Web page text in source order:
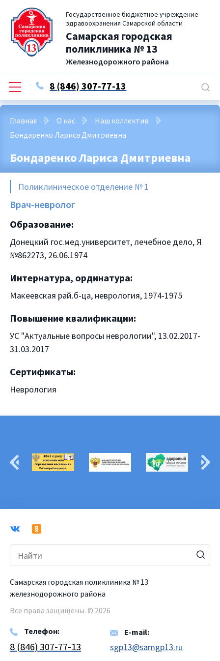
Государственное бюджетное учреждение
здравоохранения Самарской области
Самарская городская
поликлиника № 13
Железнодорожного района
8 (846) 307-77-13
Главная О нас
Наш коллектив
Бондаренко Лариса Дмитриевна
Бондаренко Лариса Дмитриевна
Поликлиническое отделение № 1
Врач-невролог
Образование:
Донецкий гос.мед.университет, лечебное дело, Я
№862273, 26.06.1974
Интернатура, ординатура:
Макеевская рай.б-ца, неврология, 1974-1975
Повышение квалификации:
УС "Актуальные вопросы неврологии", 13.02.2017-
31.03.2017
Сертификаты:
Неврология
Самарская городская поликлиника № 13
железнодорожного района
Все права защищены. © 2026
Телефон:
8 (846) 307-77-13
E-mail:
sgp13@samgp13.ru